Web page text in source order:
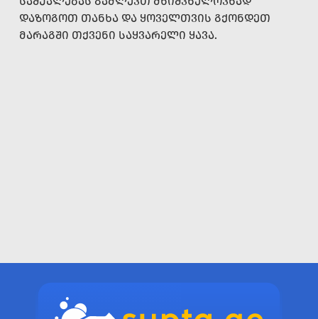
ᲓᲐᲖᲝᲒᲝᲗ ᲗᲐᲜᲮᲐ ᲓᲐ ᲧᲝᲕᲔᲚᲗᲕᲘᲡ ᲒᲥᲝᲜᲓᲔᲗ
ᲛᲐᲠᲐᲒᲨᲘ ᲗᲥᲕᲔᲜᲘ ᲡᲐᲧᲕᲐᲠᲔᲚᲘ ᲧᲐᲕᲐ.